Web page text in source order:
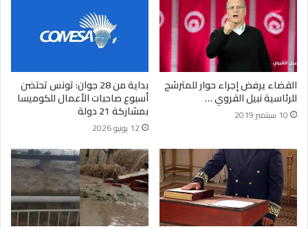
القضاء يرفض إجراء حوار للمترشح
للرئاسية نبيل القروي …
10 سبتمبر 2019
بداية من 28 جوان: تونس تحتضن
أسبوع صاحبات الأعمال للكوميسا
بمشاركة 21 دولة
12 يونيو 2026